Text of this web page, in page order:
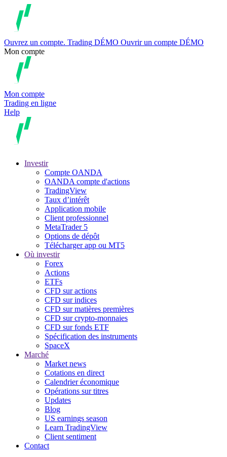
Ouvrez un compte. Trading DÉMO Ouvrir un compte DÉMO
Mon compte
Mon compte
Trading en ligne
Help
Investir
Compte OANDA
OANDA compte d'actions
TradingView
Taux d’intérêt
Application mobile
Client professionnel
MetaTrader 5
Options de dépôt
Télécharger app ou MT5
Où investir
Forex
Actions
ETFs
CFD sur actions
CFD sur indices
CFD sur matières premières
CFD sur crypto-monnaies
CFD sur fonds ETF
Spécification des instruments
SpaceX
Marché
Market news
Cotations en direct
Calendrier économique
Opérations sur titres
Updates
Blog
US earnings season
Learn TradingView
Client sentiment
Contact